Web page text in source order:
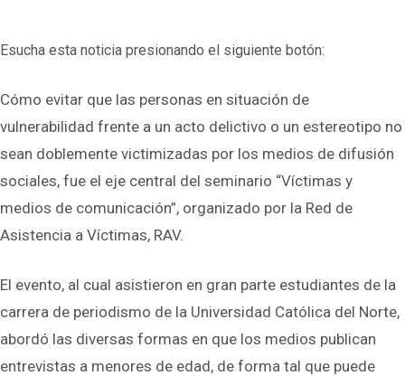
Esucha esta noticia presionando el siguiente botón:
Cómo evitar que las personas en situación de
vulnerabilidad frente a un acto delictivo o un estereotipo no
sean doblemente victimizadas por los medios de difusión
sociales, fue el eje central del seminario “Víctimas y
medios de comunicación”, organizado por la Red de
Asistencia a Víctimas, RAV.
El evento, al cual asistieron en gran parte estudiantes de la
carrera de periodismo de la Universidad Católica del Norte,
abordó las diversas formas en que los medios publican
entrevistas a menores de edad, de forma tal que puede